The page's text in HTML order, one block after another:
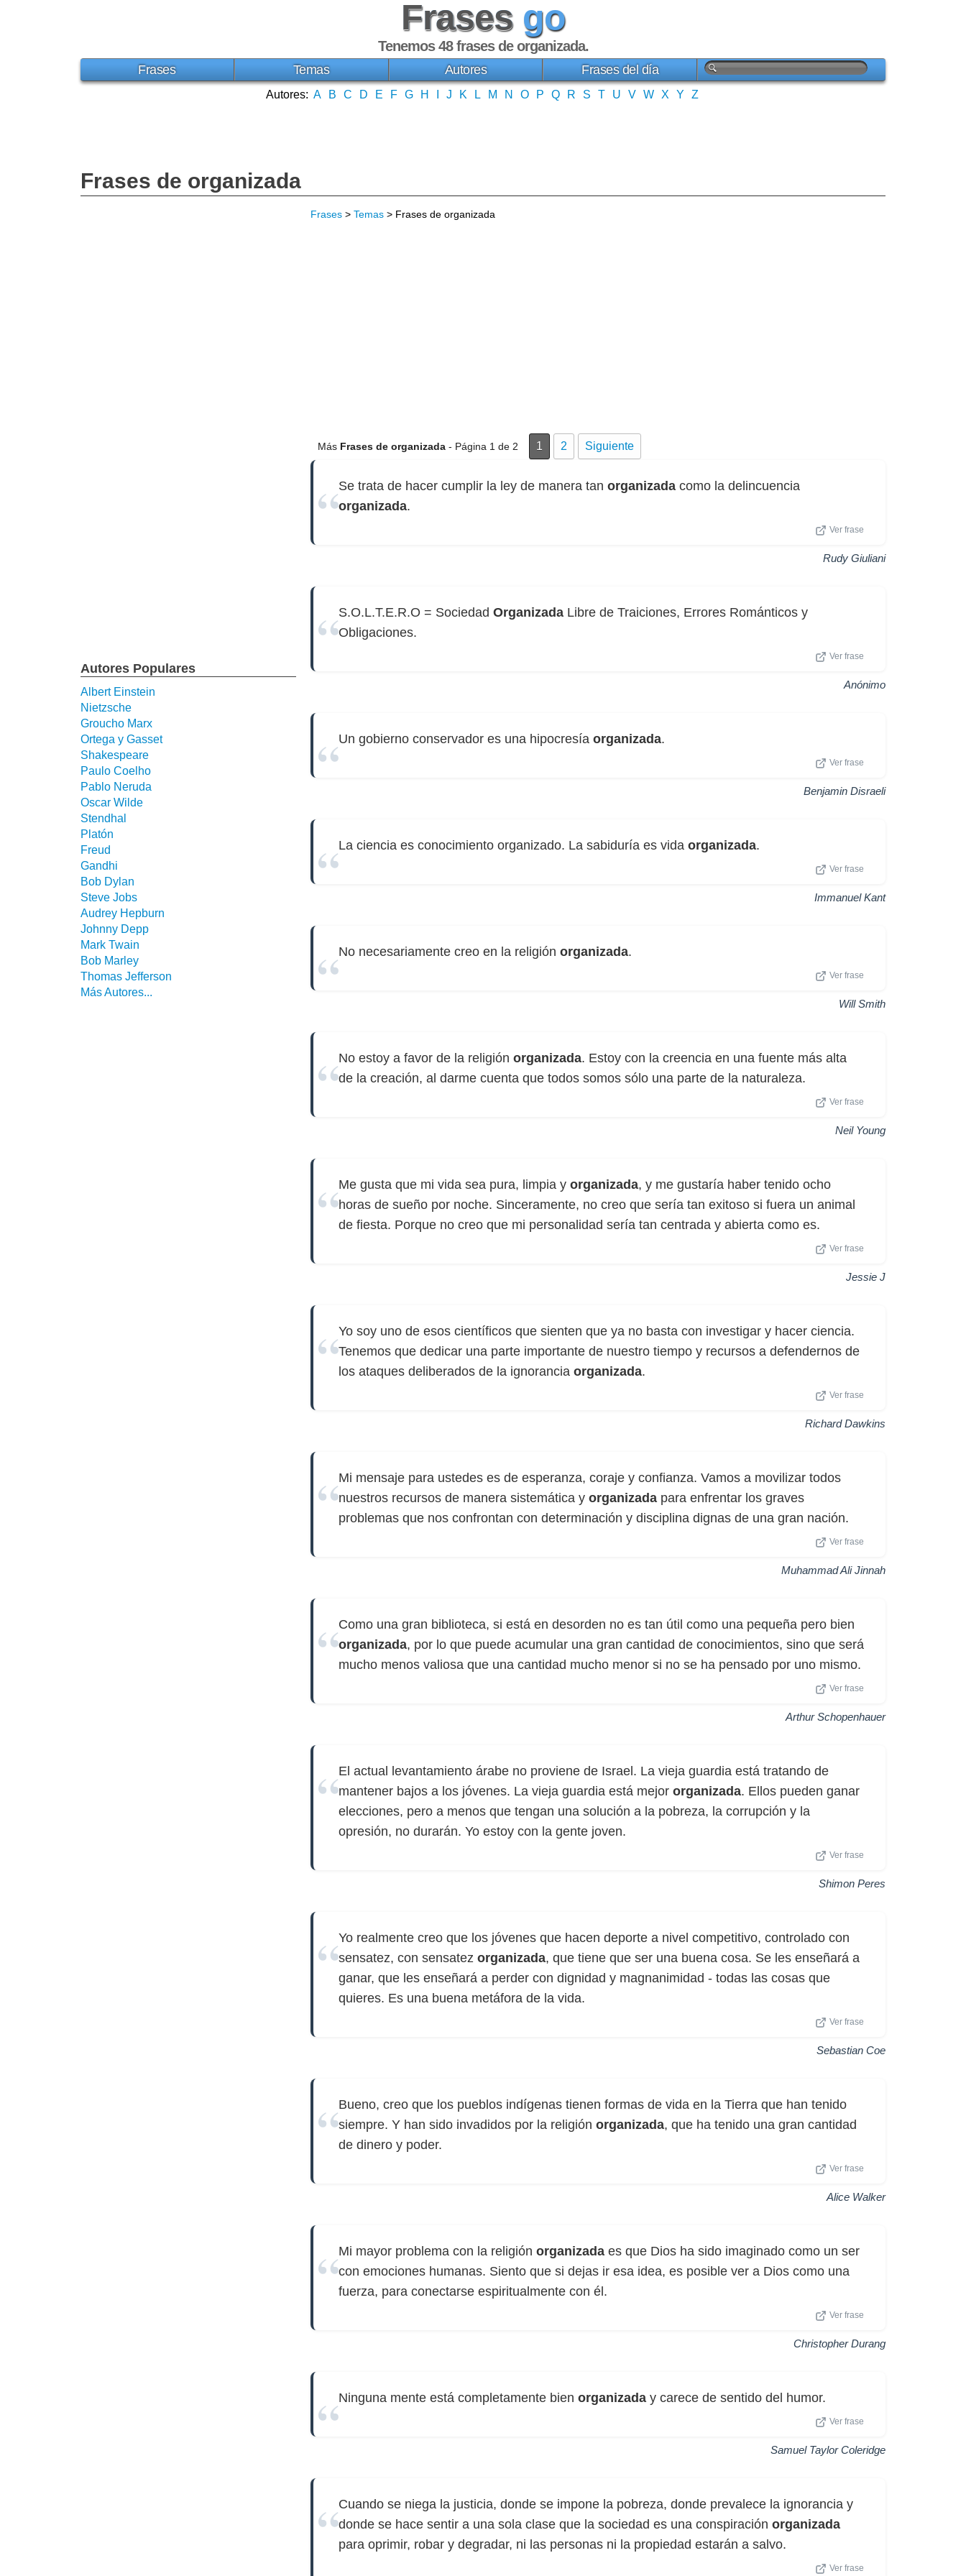
Frases go
Tenemos 48frases de organizada.
Frases Temas Autores Frases del día
Autores: A B C D E F G H J K L M N O P Q R S T U V W X Y Z
Frases de organizada
Frases > Temas > Frases de organizada
Más Frases de organizada - Página 1 de 2 1 2 Siguiente
Se trata de hacer cumplir la ley de manera tan organizada como la delincuencia
organizada.
Ver frase
Rudy Giuliani
S.O.L.T.E.R.O = Sociedad Organizada Libre de Traiciones, Errores Románticos y
Obligaciones.
Ver frase
Anónimo
Un gobierno conservador es una hipocresía organizada.
Ver frase
Benjamin Disraeli
La ciencia es conocimiento organizado. La sabiduría es vida organizada.
Ver frase
Immanuel Kant
No necesariamente creo en la religión organizada.
Ver frase
Will Smith
No estoy a favor de la religión organizada. Estoy con la creencia en una fuente más alta
de la creación, al darme cuenta que todos somos sólo una parte de la naturaleza.
Ver frase
Neil Young
Me gusta que mi vida sea pura, limpia y organizada, y me gustaría haber tenido ocho
horas de sueño por noche. Sinceramente, no creo que sería tan exitoso si fuera un animal
de fiesta. Porque no creo que mi personalidad sería tan centrada y abierta como es.
Ver frase
Jessie J
Yo soy uno de esos científicos que sienten que ya no basta con investigar y hacer ciencia.
Tenemos que dedicar una parte importante de nuestro tiempo y recursos a defendernos de
los ataques deliberados de la ignorancia organizada.
Ver frase
Richard Dawkins
Mi mensaje para ustedes es de esperanza, coraje y confianza. Vamos a movilizar todos
nuestros recursos de manera sistemática y organizada para enfrentar los graves
problemas que nos confrontan con determinación y disciplina dignas de una gran nación.
Ver frase
Muhammad Ali Jinnah
Como una gran biblioteca, si está en desorden no es tan útil como una pequeña pero bien
organizada, por lo que puede acumular una gran cantidad de conocimientos, sino que será
mucho menos valiosa que una cantidad mucho menor si no se ha pensado por uno mismo.
Ver frase
Arthur Schopenhauer
El actual levantamiento árabe no proviene de Israel. La vieja guardia está tratando de
mantener bajos a los jóvenes. La vieja guardia está mejor organizada. Ellos pueden ganar
elecciones, pero a menos que tengan una solución a la pobreza, la corrupción y la
opresión, no durarán. Yo estoy con la gente joven.
Ver frase
Shimon Peres
Yo realmente creo que los jóvenes que hacen deporte a nivel competitivo, controlado con
sensatez, con sensatez organizada, que tiene que ser una buena cosa. Se les enseñará a
ganar, que les enseñará a perder con dignidad y magnanimidad - todas las cosas que
quieres. Es una buena metáfora de la vida.
Ver frase
Sebastian Coe
Bueno, creo que los pueblos indígenas tienen formas de vida en la Tierra que han tenido
siempre. Y han sido invadidos por la religión organizada, que ha tenido una gran cantidad
de dinero y poder.
Ver frase
Alice Walker
Mi mayor problema con la religión organizada es que Dios ha sido imaginado como un ser
con emociones humanas. Siento que si dejas ir esa idea, es posible ver a Dios como una
fuerza, para conectarse espiritualmente con él.
Ver frase
Christopher Durang
Ninguna mente está completamente bien organizada y carece de sentido del humor.
Ver frase
Samuel Taylor Coleridge
Cuando se niega la justicia, donde se impone la pobreza, donde prevalece la ignorancia y
donde se hace sentir a una sola clase que la sociedad es una conspiración organizada
para oprimir, robar y degradar, ni las personas ni la propiedad estarán a salvo.
Ver frase
Autores Populares
Albert Einstein
Nietzsche
Groucho Marx
Ortega y Gasset
Shakespeare
Paulo Coelho
Pablo Neruda
Oscar Wilde
Stendhal
Platón
Freud
Gandhi
Bob Dylan
Steve Jobs
Audrey Hepburn
Johnny Depp
Mark Twain
Bob Marley
Thomas Jefferson
Más Autores...